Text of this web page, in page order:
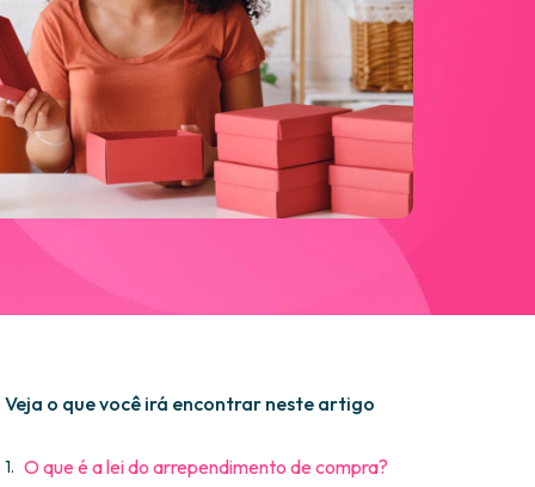
Veja o que você irá encontrar neste artigo
O que é a lei do arrependimento de compra?